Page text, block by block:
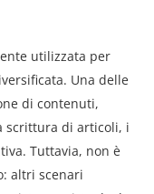
utilizzata per
Una delle
di contenuti,
scrittura di articoli, i
Tuttavia, non è
altri scenari